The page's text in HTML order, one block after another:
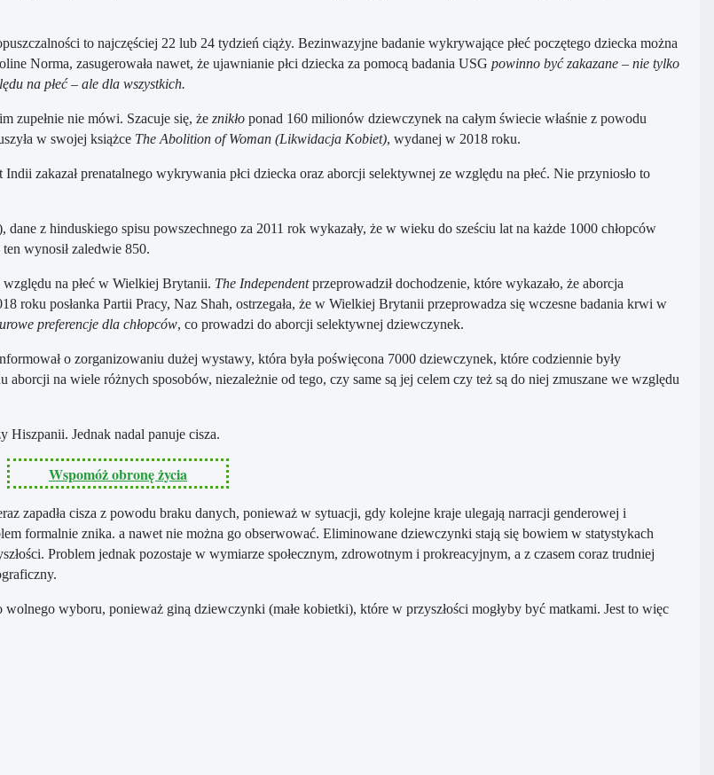
to najczęściej 22 lub 24 tydzień ciąży. Bezinwazyjne badanie wykrywające płeć poczętego dziecka można
Norma, zasugerowała nawet, że ​​ujawnianie płci dziecka za pomocą badania USG powinno być zakazane – nie tylko
na płeć – ale dla wszystkich.
zupełnie nie mówi. Szacuje się, że znikło ponad 160 milionów dziewczynek na całym świecie właśnie z powodu
w swojej książce The Abolition of Woman (Likwidacja Kobiet), wydanej w 2018 roku.
zakazał prenatalnego wykrywania płci dziecka oraz aborcji selektywnej ze względu na płeć. Nie przyniosło to
z hinduskiego spisu powszechnego za 2011 rok wykazały, że w wieku do sześciu lat na każde 1000 chłopców
wynosił zaledwie 850.
na płeć w Wielkiej Brytanii. The Independentprzeprowadził dochodzenie, które wykazało, że aborcja
roku posłanka Partii Pracy, Naz Shah, ostrzegała, że ​​w Wielkiej Brytanii przeprowadza się wczesne badania krwi w
preferencje dla chłopców, co prowadzi do aborcji selektywnej dziewczynek.
o zorganizowaniu dużej wystawy, która była poświęcona 7000 dziewczynek, które codziennie były
na wiele różnych sposobów, niezależnie od tego, czy same są jej celem czy też są do niej zmuszane we względu
Jednak nadal panuje cisza.
Wspomóż obronę życia
zapadła cisza z powodu braku danych, ponieważ w sytuacji, gdy kolejne kraje ulegają narracji genderowej i
formalnie znika. a nawet nie można go obserwować. Eliminowane dziewczynki stają się bowiem w statystykach
Problem jednak pozostaje w wymiarze społecznym, zdrowotnym i prokreacyjnym, a z czasem coraz trudniej
wyboru, ponieważ giną dziewczynki (małe kobietki), które w przyszłości mogłyby być matkami. Jest to więc